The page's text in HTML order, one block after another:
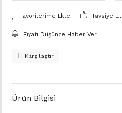
Tavsiye Et
Fiyatı Düşünce Haber Ver
Karşılaştır
Ürün Bilgisi